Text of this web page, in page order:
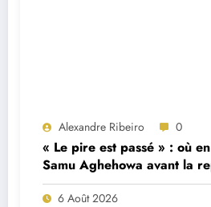
Alexandre Ribeiro 0
« Le pire est passé » : où
Samu Aghehowa avant la
Porto ?
6 Août 2026